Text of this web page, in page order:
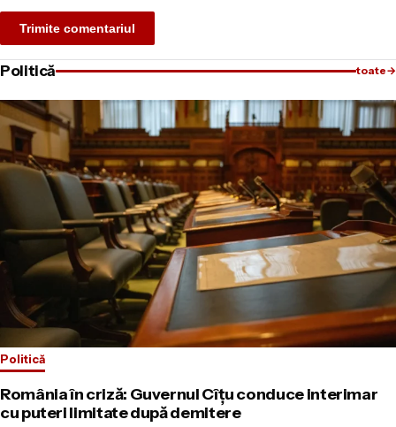
Politică toate→
Politică
România în criză: Guvernul Cîțu conduce interimar
cu puteri limitate după demitere